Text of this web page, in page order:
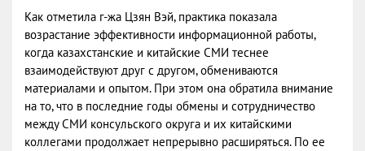
Как отметила г-жа Цзян Вэй, практика показала
возрастание эффективности информационной работы,
когда казахстанские и китайские СМИ теснее
взаимодействуют друг с другом, обмениваются
материалами и опытом. При этом она обратила внимание
на то, что в последние годы обмены и сотрудничество
между СМИ консульского округа и их китайскими
коллегами продолжает непрерывно расширяться. По ее